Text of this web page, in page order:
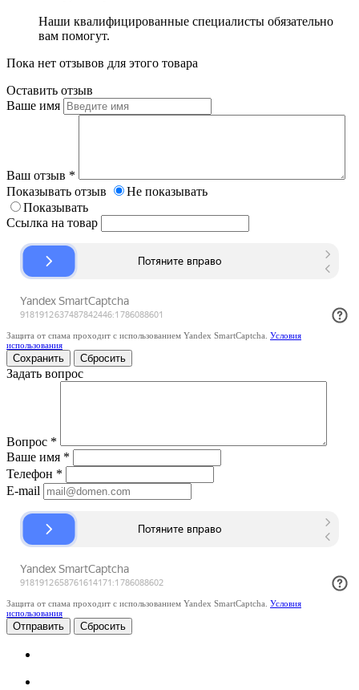
Наши квалифицированные специалисты обязательно
вам помогут.
Пока нет отзывов для этого товара
Оставить отзыв
Ваше имя
Ваш отзыв *
Показывать отзыв
Не показывать
Показывать
Ссылка на товар
Защита от спама проходит с использованием Yandex SmartCaptcha. Условия
использования
Сбросить
Задать вопрос
Вопрос *
Ваше имя *
Телефон *
E-mail
Защита от спама проходит с использованием Yandex SmartCaptcha. Условия
использования
Сбросить